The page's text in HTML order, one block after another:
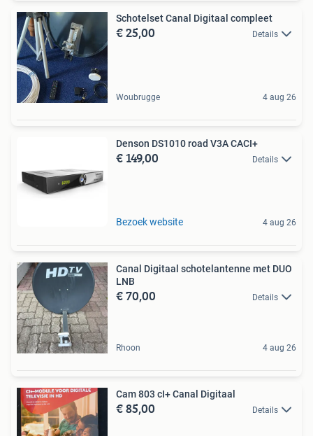
Schotelset Canal Digitaal compleet
€ 25,00 Details
Woubrugge 4 aug 26
Denson DS1010 road V3A CACI+
€ 149,00 Details
Bezoek website 4 aug 26
Canal Digitaal schotelantenne met DUO
LNB
€ 70,00 Details
Rhoon 4 aug 26
Cam 803 cI+ Canal Digitaal
€ 85,00 Details